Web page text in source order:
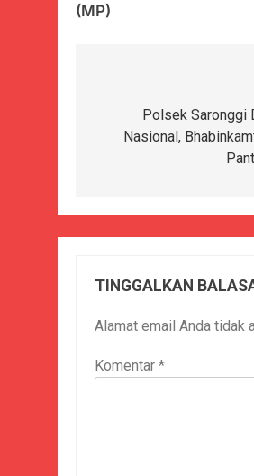
(MP)
Polsek Saronggi
Nasional,
TINGGALKAN
Alamat email Anda tidak
Komentar *